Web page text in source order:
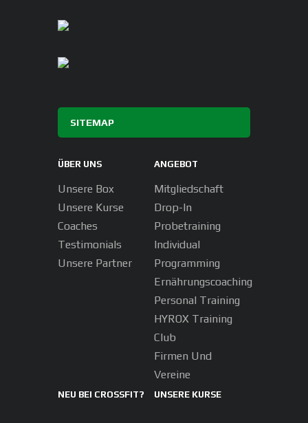
SITEMAP
ÜBER UNS
Unsere Box
Unsere Kurse
Coaches
Testimonials
Unsere Partner
ANGEBOT
Mitgliedschaft
Drop-In
Probetraining
Individual
Programming
Ernährungscoaching
Personal Training
HYROX Training
Club
Firmen Und
Vereine
NEU BEI CROSSFIT? UNSERE KURSE